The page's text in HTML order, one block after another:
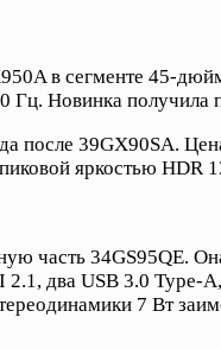
в сегменте 45-
Гц. Новинка
после 39GX90SA.
яркостью HDR
часть 34GS95QE.
два USB 3.0
7 Вт